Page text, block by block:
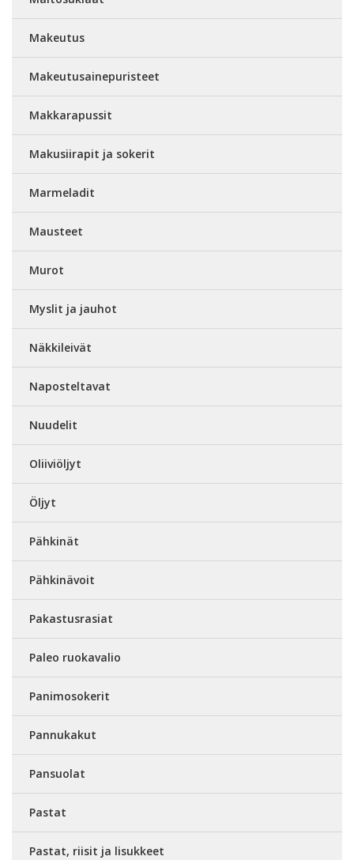
Makeutus
Makeutusainepuristeet
Makkarapussit
Makusiirapit ja sokerit
Marmeladit
Mausteet
Murot
Myslit ja jauhot
Näkkileivät
Naposteltavat
Nuudelit
Oliiviöljyt
Öljyt
Pähkinät
Pähkinävoit
Pakastusrasiat
Paleo ruokavalio
Panimosokerit
Pannukakut
Pansuolat
Pastat
Pastat, riisit ja lisukkeet